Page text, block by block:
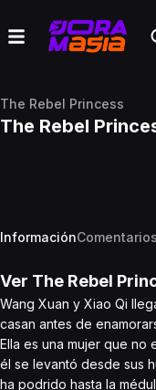
The Rebel Princess
The Rebel
InformaciónComentarios
Ver The Rebel
Wang Xuan y Xiao Qi
casan antes de
Ella es una mujer que no
él se levantó desde sus
ha podrido hasta la